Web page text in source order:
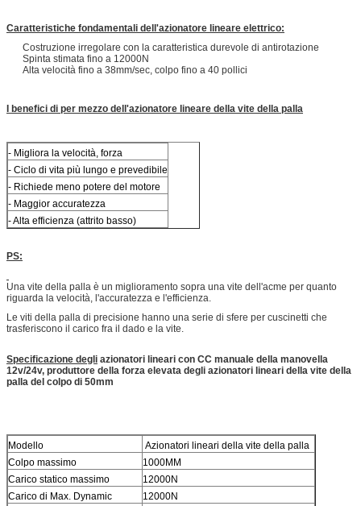
Caratteristiche fondamentali dell'azionatore lineare elettrico:
Costruzione irregolare con la caratteristica durevole di antirotazione
Spinta stimata fino a 12000N
Alta velocità fino a 38mm/sec, colpo fino a 40 pollici
I benefici di per mezzo dell'azionatore lineare della vite della palla
- Migliora la velocità, forza
- Ciclo di vita più lungo e prevedibile
- Richiede meno potere del motore
- Maggior accuratezza
- Alta efficienza (attrito basso)
PS:
Una vite della palla è un miglioramento sopra una vite dell'acme per quanto
riguarda la velocità, l'accuratezza e l'efficienza.
Le viti della palla di precisione hanno una serie di sfere per cuscinetti che
trasferiscono il carico fra il dado e la vite.
Specificazione degli azionatori lineari con CC manuale della manovella
12v/24v, produttore della forza elevata degli azionatori lineari della vite della
palla del colpo di 50mm
Modello
Azionatori lineari della vite della palla
Colpo massimo
1000MM
Carico statico massimo
12000N
Carico di Max. Dynamic
12000N